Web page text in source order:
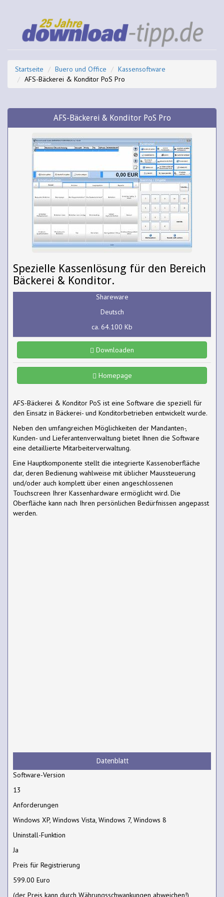
Startseite Buero und Office
Kassensoftware
AFS-Bäckerei & Konditor PoS Pro
AFS-Bäckerei & Konditor PoS Pro
Spezielle Kassenlösung für den Bereich
Bäckerei & Konditor.
Shareware
Deutsch
ca. 64.100 Kb
Downloaden
Homepage
AFS-Bäckerei & Konditor PoS ist eine Software die speziell für
den Einsatz in Bäckerei- und Konditorbetrieben entwickelt wurde.
Neben den umfangreichen Möglichkeiten der Mandanten-,
Kunden- und Lieferantenverwaltung bietet Ihnen die Software
eine detaillierte Mitarbeiterverwaltung.
Eine Hauptkomponente stellt die integrierte Kassenoberfläche
dar, deren Bedienung wahlweise mit üblicher Maussteuerung
und/oder auch komplett über einen angeschlossenen
Touchscreen Ihrer Kassenhardware ermöglicht wird. Die
Oberfläche kann nach Ihren persönlichen Bedürfnissen angepasst
werden.
Datenblatt
Software-Version
13
Anforderungen
Windows XP, Windows Vista, Windows 7, Windows 8
Uninstall-Funktion
Ja
Preis für Registrierung
599.00 Euro
(der Preis kann durch Währungsschwankungen abweichen!)